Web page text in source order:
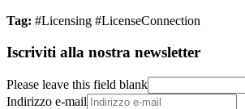
Tag: #Licensing #LicenseConnection
Iscriviti alla nostra newsletter
Please leave this field blank
Indirizzo e-mail